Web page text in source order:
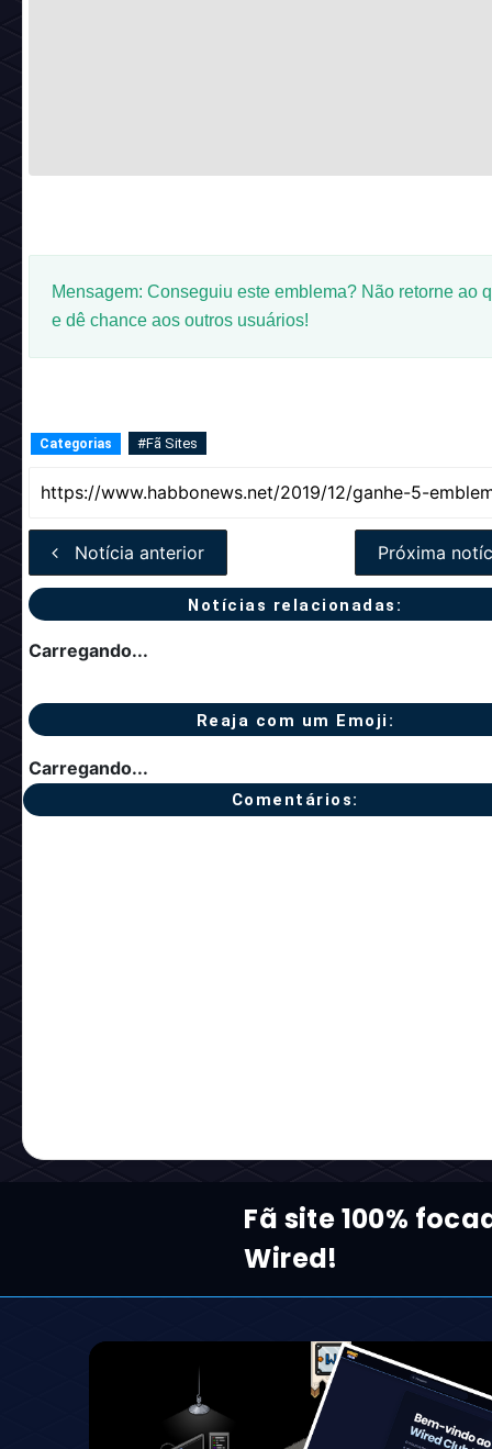
Mensagem: Conseguiu este emblema? Não retorne ao
e dê chance aos outros usuários!
Categorias #Fã Sites
Notícia anterior Próxima
Notícias relacionadas:
Carregando...
Reaja com um Emoji:
Carregando...
Comentários:
Fã site 100%
Wired!